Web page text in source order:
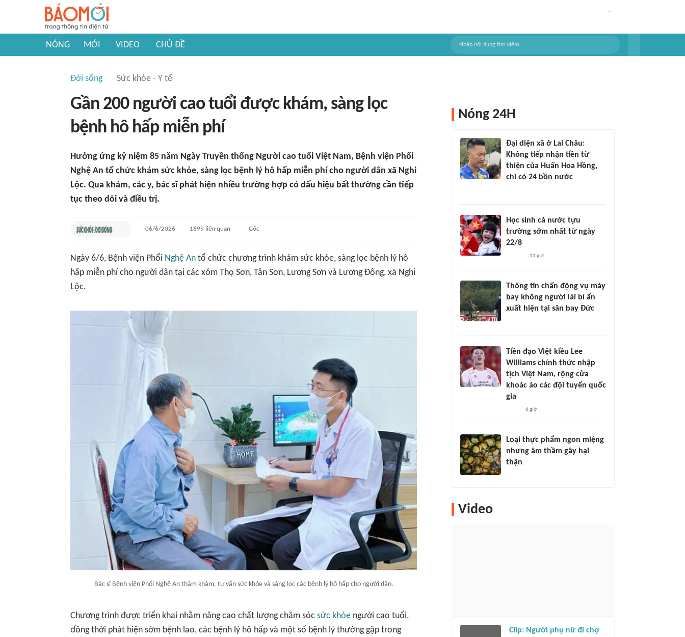
NÓNG MỚI VIDEO CHỦ ĐỀ
Đời sống Sức khỏe - Y tế
Gần 200 người cao tuổi được khám, sàng lọc
bệnh hô hấp miễn phí
Hưởng ứng kỷ niệm 85 năm Ngày Truyền thống Người cao tuổi Việt Nam, Bệnh viện Phổi
Nghệ An tổ chức khám sức khỏe, sàng lọc bệnh lý hô hấp miễn phí cho người dân xã Nghi
Lộc. Qua khám, các y, bác sĩ phát hiện nhiều trường hợp có dấu hiệu bất thường cần tiếp
tục theo dõi và điều trị.
06/6/2026 1699 liên quan Gốc
Ngày 6/6, Bệnh viện Phổi Nghệ An tổ chức chương trình khám sức khỏe, sàng lọc bệnh lý hô
hấp miễn phí cho người dân tại các xóm Thọ Sơn, Tân Sơn, Lương Sơn và Lương Đống, xã Nghi
Lộc.
Bác sĩ Bệnh viện Phổi Nghệ An thăm khám, tư vấn sức khỏe và sàng lọc các bệnh lý hô hấp cho người dân.
Chương trình được triển khai nhằm nâng cao chất lượng chăm sóc sức khỏe người cao tuổi,
đồng thời phát hiện sớm bệnh lao, các bệnh lý hô hấp và một số bệnh lý thường gặp trong
Nóng 24H
Đại diện xã ở Lai Châu:
Không tiếp nhận tiền từ
thiện của Huấn Hoa Hồng,
chỉ có 24 bồn nước
Học sinh cả nước tựu
trường sớm nhất từ ngày
22/8
11 giờ
Thông tin chấn động vụ máy
bay không người lái bí ẩn
xuất hiện tại sân bay Đức
Tiền đạo Việt kiều Lee
Williams chính thức nhập
tịch Việt Nam, rộng cửa
khoác áo các đội tuyển quốc
gia
6 giờ
Loại thực phẩm ngon miệng
nhưng âm thầm gây hại
thận
Video
Clip: Người phụ nữ đi chợ